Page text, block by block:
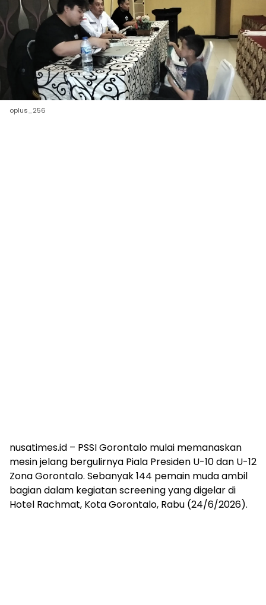
oplus_256
nusatimes.id – PSSI Gorontalo mulai memanaskan
mesin jelang bergulirnya Piala Presiden U-10 dan U-12
Zona Gorontalo. Sebanyak 144 pemain muda ambil
bagian dalam kegiatan screening yang digelar di
Hotel Rachmat, Kota Gorontalo, Rabu (24/6/2026).